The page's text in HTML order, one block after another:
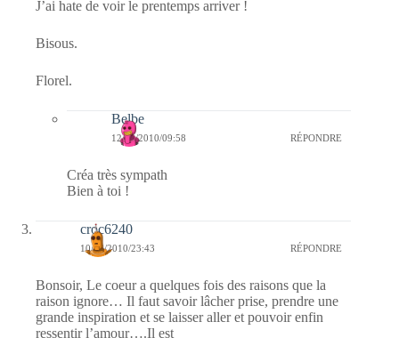
J’ai hate de voir le prentemps arriver !
Bisous.
Florel.
Belbe
12/03/2010/09:58 RÉPONDRE
Créa très sympath
Bien à toi !
croc6240
10/03/2010/23:43 RÉPONDRE
Bonsoir, Le coeur a quelques fois des raisons que la
raison ignore… Il faut savoir lâcher prise, prendre une
grande inspiration et se laisser aller et pouvoir enfin
ressentir l’amour….Il est